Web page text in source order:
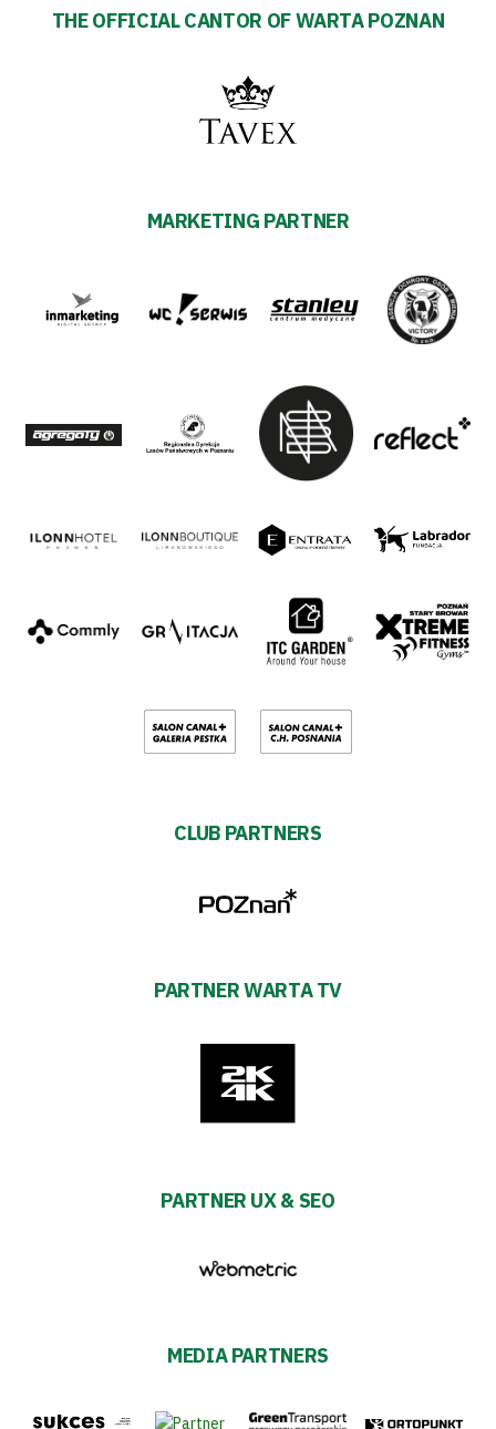
THE OFFICIAL CANTOR OF WARTA POZNAN
MARKETING PARTNER
CLUB PARTNERS
PARTNER WARTA TV
PARTNER UX & SEO
MEDIA PARTNERS